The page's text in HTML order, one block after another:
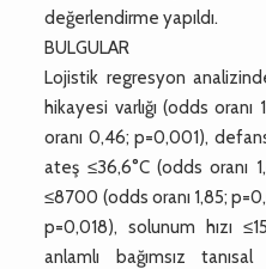
değerlendirme yapıldı.
BULGULAR
Lojistik regresyon
hikayesi varlığı (odds
oranı 0,46; p=0,001),
ateş ≤36,6°C (odds oranı
≤8700 (odds oranı 1,85;
p=0,018), solunum hızı
anlamlı bağımsız